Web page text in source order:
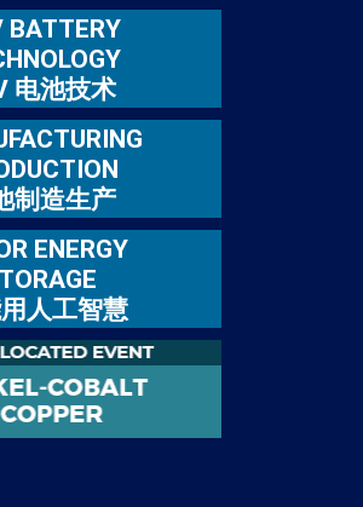
BATTERY
电池技术
制造生产
ENERGY
人工智慧